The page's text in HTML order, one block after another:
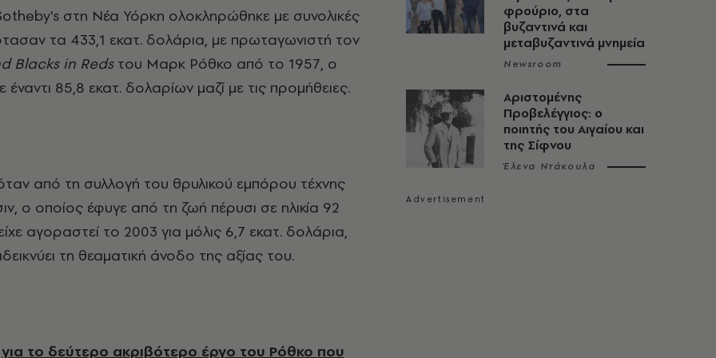
στη Νέα Υόρκη ολοκληρώθηκε με συνολικές
τα 433,1 εκατ. δολάρια, με πρωταγωνιστή τον
Blacks in Redsτου Μαρκ Ρόθκο από το 1957, ο
85,8 εκατ. δολαρίων μαζί με τις προμήθειες.
από τη συλλογή του θρυλικού εμπόρου τέχνης
ο οποίος έφυγε από τη ζωή πέρυσι σε ηλικία 92
αγοραστεί το 2003 για μόλις 6,7 εκατ. δολάρια,
τη θεαματική άνοδο της αξίας του.
για το δεύτερο ακριβότερο έργο του Ρόθκο που
φρούριο, στα
βυζαντινά και
μεταβυζαντινά μνημεία
Newsroom
Αριστομένης
Προβελέγγιος: ο
ποιητής του Αιγαίου και
της Σίφνου
Έλενα Ντάκουλα